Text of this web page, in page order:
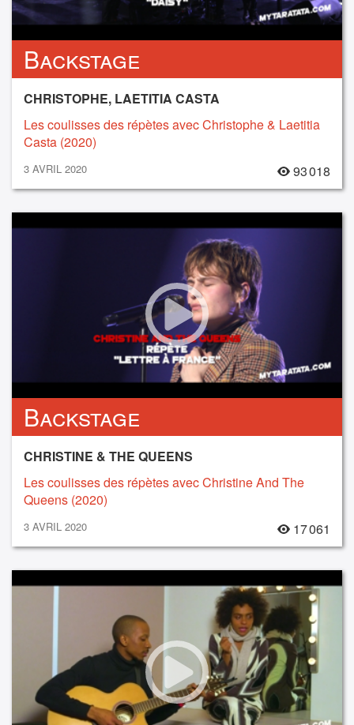
Backstage
CHRISTOPHE, LAETITIA CASTA
Les coulisses des répètes avec Christophe & Laetitia
Casta (2020)
3 AVRIL 2020 93 018
Backstage
CHRISTINE & THE QUEENS
Les coulisses des répètes avec Christine And The
Queens (2020)
3 AVRIL 2020 17 061